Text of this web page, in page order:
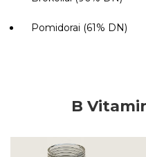
Pomidorai (61% DN)
B